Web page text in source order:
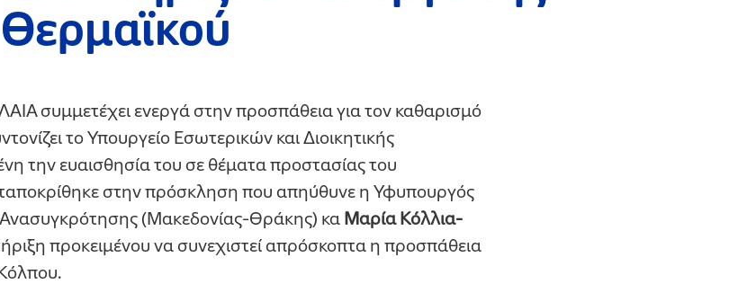
συμμετέχει ενεργά στην προσπάθεια για τον καθαρισμό
το Υπουργείο Εσωτερικών και Διοικητικής
την ευαισθησία του σε θέματα προστασίας του
στην πρόσκληση που απηύθυνε η Υφυπουργός
Ανασυγκρότησης (Μακεδονίας-Θράκης) κα Μαρία Κόλλια-
προκειμένου να συνεχιστεί απρόσκοπτα η προσπάθεια